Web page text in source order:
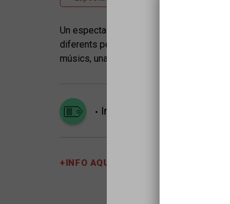
Un espectacle còmic, màgic i
diferents personatges, des d’un pastor
músics, una geganta, un nan i un titellaire
Infantil
+INFO AQUÍ